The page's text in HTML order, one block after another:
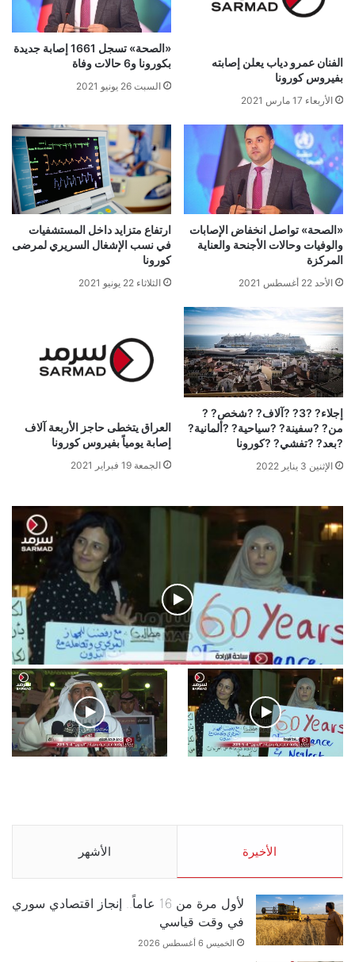
الفنان عمرو دياب يعلن إصابته
بفيروس كورونا
الأربعاء 17 مارس 2021
«الصحة» تسجل 1661 إصابة جديدة
بكورونا و6 حالات وفاة
السبت 26 يونيو 2021
«الصحة» تواصل انخفاض الإصابات
والوفيات وحالات الأجنحة والعناية
المركزة
الأحد 22 أغسطس 2021
ارتفاع متزايد داخل المستشفيات
في نسب الإشغال السريري لمرضى
كورونا
الثلاثاء 22 يونيو 2021
إجلاء? ?3? ?آلاف? ?شخص? ?
من? ?سفينة? ?سياحية? ?ألمانية?
?بعد? ?تفشي? ?كورونا
الإثنين 3 يناير 2022
العراق يتخطى حاجز الأربعة آلاف
إصابة يومياً بفيروس كورونا
الجمعة 19 فبراير 2021
فيديو
.وقفة احتجاجية رمزية لـ”#البدون” في ساحة الإرادة 4-5-
2019.
الأحد 5 مايو 2019
خمر؟!.
الأخيرة الأشهر
لأول مرة من 16 عاماً.. إنجاز اقتصادي سوري
في وقت قياسي
الخميس 6 أغسطس 2026